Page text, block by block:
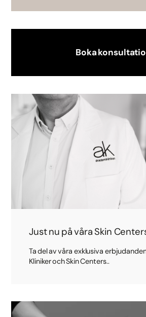
Boka
Just nu på våra Skin
Ta del av våra exklusiva
Kliniker och Skin Centers..